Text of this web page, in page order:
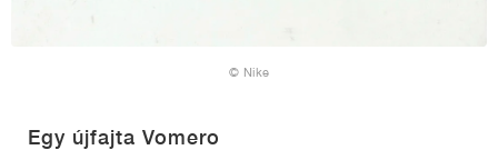
© Nike
Egy újfajta Vomero